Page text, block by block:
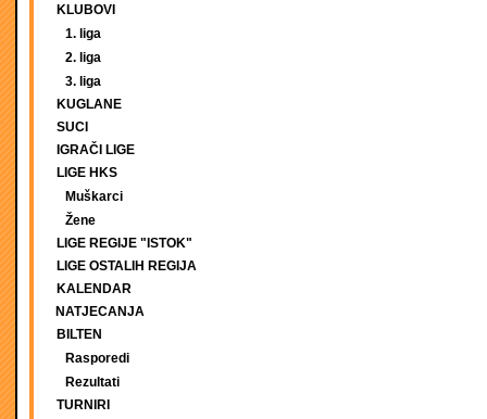
KLUBOVI
1. liga
2. liga
3. liga
KUGLANE
SUCI
IGRAČI LIGE
LIGE HKS
Muškarci
Žene
LIGE REGIJE "ISTOK"
LIGE OSTALIH REGIJA
KALENDAR
NATJECANJA
BILTEN
Rasporedi
Rezultati
TURNIRI